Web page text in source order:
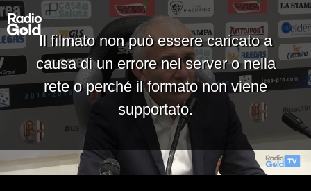
Il filmato non può essere caricato a
causa di un errore nel server o nella
rete o perché il formato non viene
supportato.